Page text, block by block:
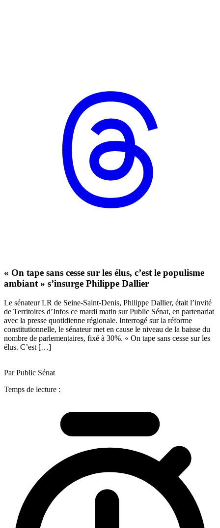
« On tape sans cesse sur les élus, c’est le populisme
ambiant » s’insurge Philippe Dallier
Le sénateur LR de Seine-Saint-Denis, Philippe Dallier, était l’invité
de Territoires d’Infos ce mardi matin sur Public Sénat, en partenariat
avec la presse quotidienne régionale. Interrogé sur la réforme
constitutionnelle, le sénateur met en cause le niveau de la baisse du
nombre de parlementaires, fixé à 30%. « On tape sans cesse sur les
élus. C’est […]
Par Public Sénat
Temps de lecture :